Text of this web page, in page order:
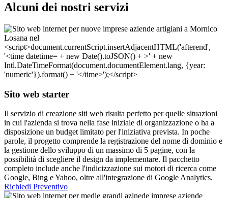
Alcuni dei nostri servizi
Sito web starter
Il servizio di creazione siti web risulta perfetto per quelle situazioni
in cui l'azienda si trova nella fase iniziale di organizzazione o ha a
disposizione un budget limitato per l'iniziativa prevista. In poche
parole, il progetto comprende la registrazione del nome di dominio e
la gestione dello sviluppo di un massimo di 5 pagine, con la
possibilità di scegliere il design da implementare. Il pacchetto
completo include anche l'indicizzazione sui motori di ricerca come
Google, Bing e Yahoo, oltre all'integrazione di Google Analytics.
Richiedi Preventivo